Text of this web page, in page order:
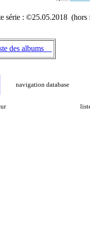
série : ©25.05.2018 (hors
des albums
navigation database